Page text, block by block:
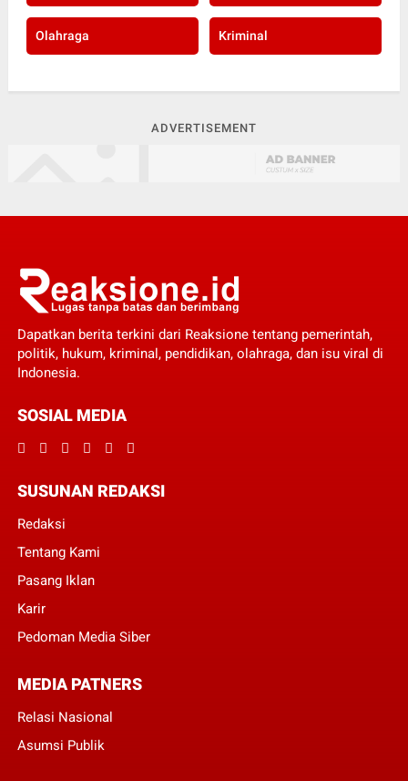
Olahraga Kriminal
ADVERTISEMENT
Dapatkan berita terkini dari Reaksione tentang pemerintah,
politik, hukum, kriminal, pendidikan, olahraga, dan isu viral di
Indonesia.
SOSIAL MEDIA
SUSUNAN REDAKSI
Redaksi
Tentang Kami
Pasang Iklan
Karir
Pedoman Media Siber
MEDIA PATNERS
Relasi Nasional
Asumsi Publik